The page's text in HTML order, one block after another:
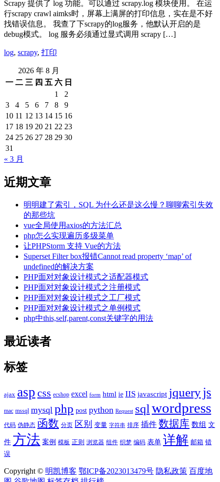
Scrapy 提供了 log 功能。可以通过 scrapy.log 模块使用。 在运
行scrapy crawl aimks时，屏幕上满屏的打印信息，实在是不好
找错误信息。 我查了下scrapy的log服务，他默认开启的是
debug模式。 log 服务必须通过显式调用 scrapy […]
log, scrapy, 打印
2026 年 8 月
一 二 三 四 五 六 日
1
2
3
4 5 6 7 8
9
10 11 12 13 14 15 16
17 18 19 20 21 22 23
24 25 26 27 28 29 30
31
« 3 月
近期文章
明明建了索引，SQL 为什么还是这么慢？聊聊索引失效
的那些坑
vue全局使用axios的方法汇总
php怎么实现遍历多级菜单
让PHPStorm 支持 Vue的方法
Superset Filter box报错Cannot read property ‘map’ of
undefined的解决方案
PHP面对对象设计模式之适配器模式
PHP面对对象设计模式之注册模式
PHP面对对象设计模式之工厂模式
PHP面对对象设计模式之单例模式
php中this,self,parent,const关键字的用法
最近读者
标签
ajax asp css ecshop excel form html ie IIS javascript jqueryjs
mac mssql mysql php post python Request sql wordpress
代码 伪静态 函数 分页 区别 变量 字符串 排序 插件 数据库 数组 文
件 方法 案例 模板 正则 浏览器 组件 织梦 编码 表单 详解 邮箱 错
误
Copyright © 明凯博客 鄂ICP备2023013479号 隐私政策 百度地